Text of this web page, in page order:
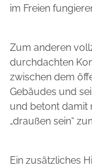
im Freien
Zum anderen
durchdachten
zwischen dem
Gebäudes und
und betont damit
„draußen sein“
Ein zusätzliches